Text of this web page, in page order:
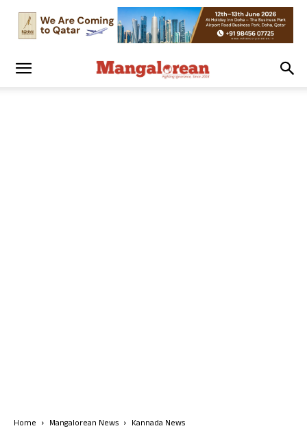
Home Mangalorean News Kannada News